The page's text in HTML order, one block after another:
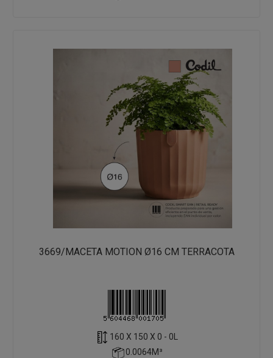
3669/MACETA MOTION Ø16 CM TERRACOTA
160 X 150 X 0 - 0L
0.0064M³